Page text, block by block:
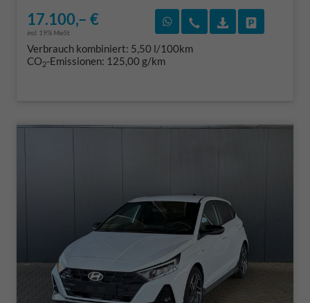
17.100,– €
incl. 19% MwSt.
Rückruf vereinbaren
Wir rufen Sie an
Verbrauch kombiniert: 5,50 l/100km
CO2-Emissionen: 125,00 g/km